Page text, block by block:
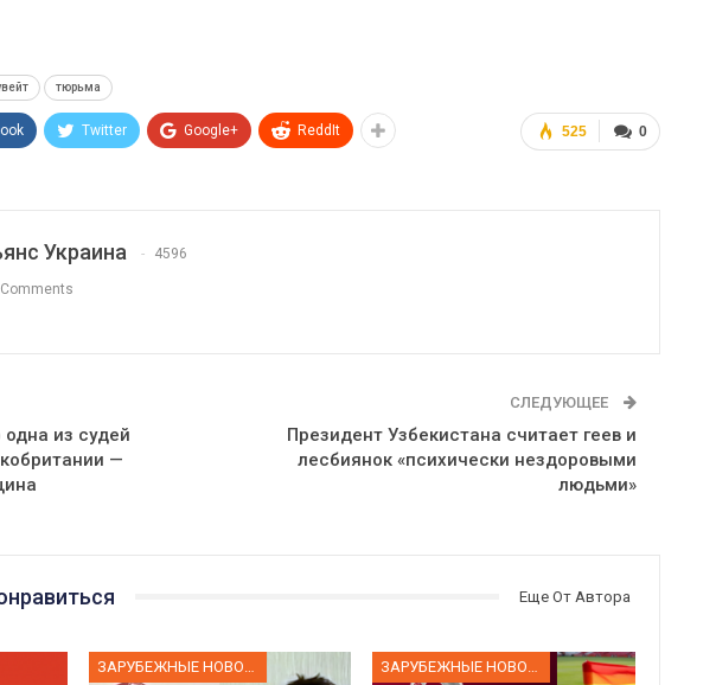
тюрьма
0
525
Twitter Google+ ReddIt
Украина 4596
из судей
—
СЛЕДУЮЩЕЕ
Президент Узбекистана считает геев и
лесбиянок «психически нездоровыми
людьми»
Еще От Автора
ЗАРУБЕЖНЫЕ НОВОСТИ ЗАРУБЕЖНЫЕ НОВОСТИ